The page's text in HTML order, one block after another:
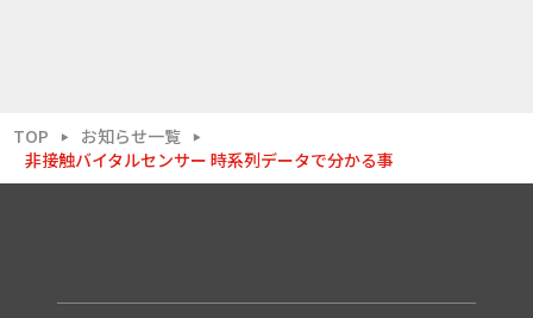
TOP ▶ お知らせ一覧 ▶
非接触バイタルセンサー 時系列データで分かる事